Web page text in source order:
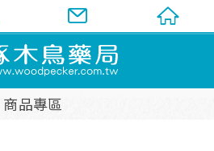
商品專區